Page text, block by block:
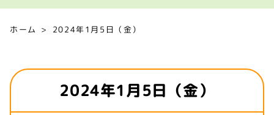
ホーム 2024年1月5日（金）
2024年1月5日（金）